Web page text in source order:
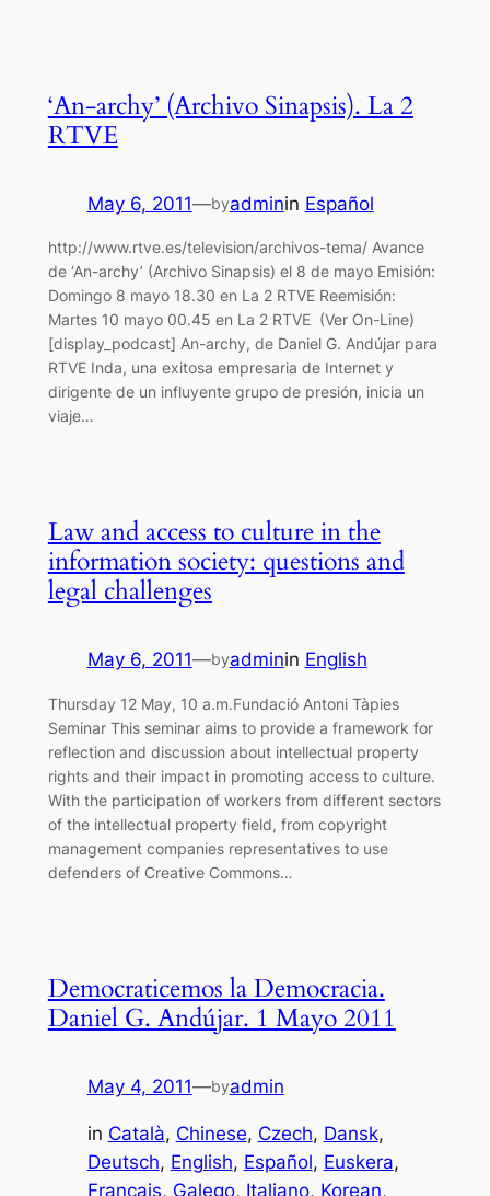
‘An-archy’ (Archivo Sinapsis). La 2
RTVE
May 6, 2011—byadminin Español
http://www.rtve.es/television/archivos-tema/ Avance
de ‘An-archy’ (Archivo Sinapsis) el 8 de mayo Emisión:
Domingo 8 mayo 18.30 en La 2 RTVE Reemisión:
Martes 10 mayo 00.45 en La 2 RTVE (Ver On-Line)
[display_podcast] An-archy, de Daniel G. Andújar para
RTVE Inda, una exitosa empresaria de Internet y
dirigente de un influyente grupo de presión, inicia un
viaje…
Law and access to culture in the
information society: questions and
legal challenges
May 6, 2011—byadminin English
Thursday 12 May, 10 a.m.Fundació Antoni Tàpies
Seminar This seminar aims to provide a framework for
reflection and discussion about intellectual property
rights and their impact in promoting access to culture.
With the participation of workers from different sectors
of the intellectual property field, from copyright
management companies representatives to use
defenders of Creative Commons…
Democraticemos la Democracia.
Daniel G. Andújar. 1 Mayo 2011
May 4, 2011—byadmin
in Català, Chinese, Czech, Dansk
Deutsch, English, Español, Euskera
Français, Galego, Italiano, Korean